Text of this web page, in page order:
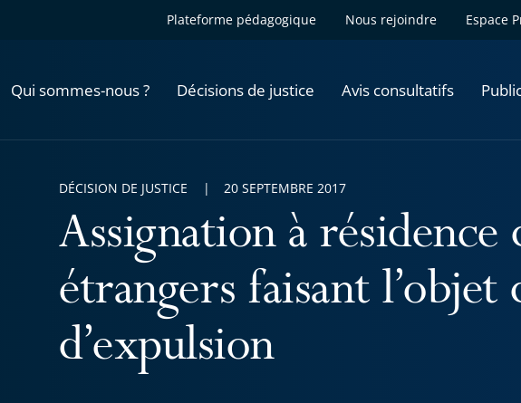
Plateforme pédagogique Nous rejoindre Espace
Qui sommes-nous ? Décisions de justice Avis consultatifs
Assignation à résidence
étrangers faisant l’objet
d’expulsion
DÉCISION DE JUSTICE 20 SEPTEMBRE 2017